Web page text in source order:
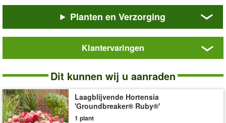
! Een schitterend plaatje vormt deze plant ook in
combinatie met andere struiken en heideplanten. (Spiraea
Art.nr.:2003
Levering omvat: 9x9 cm-pot, ca. 20 cm hoog
Planten en Verzorging
Klantervaringen
Rode
haag
Dit kunnen wij u aanraden
Laagblijvende Hortensia
'Groundbreaker® Ruby®'
1 plant